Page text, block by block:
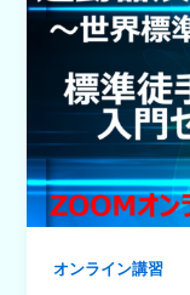
オンライン講習